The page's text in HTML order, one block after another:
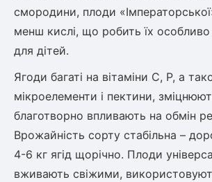
Барвінок
Чемерник (морозник)
Рослини що в'ються
Гліцинія (Вістерія)
Жимолость декоративна
Плющ
Клематіс
смородини, плоди
менш кислі, що робить їх
для дітей.
Ягоди багаті на вітаміни С, Р, а
мікроелементи і пектини,
благотворно впливають на обмін
Врожайність сорту стабільна –
4-6 кг ягід щорічно. Плоди
вживають свіжими,